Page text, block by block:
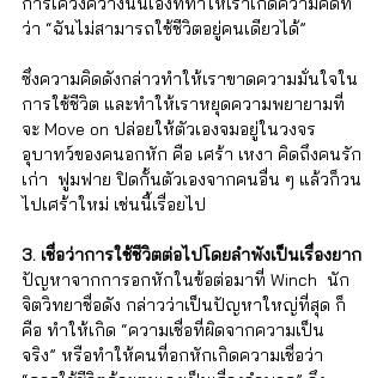
ว่า “ฉันไม่สามารถใช้ชีวิตอยู่คนเดียวได้”
ซึ่งความคิดดังกล่าวทำให้เราขาดความมั่นใจใน
การใช้ชีวิต และทำให้เราหยุดความพยายามที่
จะ Move on ปล่อยให้ตัวเองจมอยู่ในวงจร
อุบาทว์ของคนอกหัก คือ เศร้า เหงา คิดถึงคนรัก
เก่า  ฟูมฟาย ปิดกั้นตัวเองจากคนอื่น ๆ แล้วก็วน
ไปเศร้าใหม่ เช่นนี้เรื่อยไป
3. เชื่อว่าการใช้ชีวิตต่อไปโดยลำพังเป็นเรื่องยาก
ปัญหาจากการอกหักในข้อต่อมาที่ Winch  นัก
จิตวิทยาชื่อดัง กล่าวว่าเป็นปัญหาใหญ่ที่สุด ก็
คือ ทำให้เกิด “ความเชื่อที่ผิดจากความเป็น
จริง” หรือทำให้คนที่อกหักเกิดความเชื่อว่า